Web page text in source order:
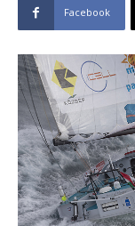
Facebook